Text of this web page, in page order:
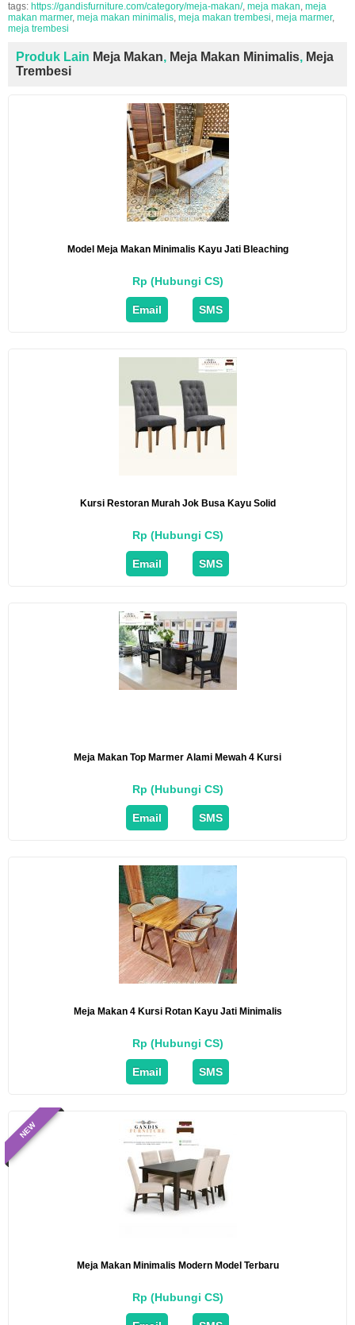
tags: https://gandisfurniture.com/category/meja-makan/, meja makan, meja
makan marmer, meja makan minimalis, meja makan trembesi, meja marmer,
meja trembesi
Produk Lain Meja Makan, Meja Makan Minimalis, Meja
Trembesi
Model Meja Makan Minimalis Kayu Jati Bleaching
Rp (Hubungi CS)
Email SMS
Kursi Restoran Murah Jok Busa Kayu Solid
Rp (Hubungi CS)
Email SMS
Meja Makan Top Marmer Alami Mewah 4 Kursi
Rp (Hubungi CS)
Email SMS
Meja Makan 4 Kursi Rotan Kayu Jati Minimalis
Rp (Hubungi CS)
Email SMS
NEW
Meja Makan Minimalis Modern Model Terbaru
Rp (Hubungi CS)